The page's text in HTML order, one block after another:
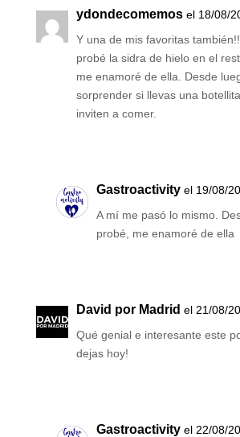
ydondecomemos el 18/08/
Y una de mis favoritas
probé la sidra de hielo en el
me enamoré de ella. Desde
sorprender si llevas una
inviten a comer.
Gastroactivity el 19/08/
A mí me pasó lo mismo.
probé, me enamoré de ella
David por Madrid el 21/08/
Qué genial e interesante este
dejas hoy!
Gastroactivity el 22/08/